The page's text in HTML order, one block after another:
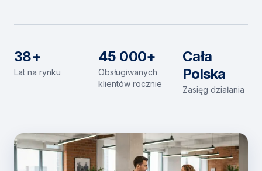
38+
Lat na rynku
45 000+
Obsługiwanych
klientów rocznie
Cała
Polska
Zasięg działania